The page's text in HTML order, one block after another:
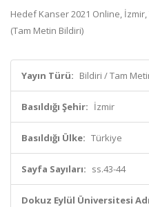
Hedef Kanser 2021 Online, İzmir,
(Tam Metin Bildiri)
Yayın Türü: Bildiri / Tam
Basıldığı Şehir: İzmir
Basıldığı Ülke: Türkiye
Sayfa Sayıları: ss.43-44
Dokuz Eylül Üniversitesi